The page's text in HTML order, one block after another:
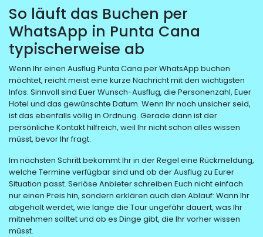
So läuft das Buchen per
WhatsApp in Punta Cana
typischerweise ab
Wenn Ihr einen Ausflug Punta Cana per WhatsApp buchen
möchtet, reicht meist eine kurze Nachricht mit den wichtigsten
Infos. Sinnvoll sind Euer Wunsch-Ausflug, die Personenzahl, Euer
Hotel und das gewünschte Datum. Wenn Ihr noch unsicher seid,
ist das ebenfalls völlig in Ordnung. Gerade dann ist der
persönliche Kontakt hilfreich, weil Ihr nicht schon alles wissen
müsst, bevor Ihr fragt.
Im nächsten Schritt bekommt Ihr in der Regel eine Rückmeldung,
welche Termine verfügbar sind und ob der Ausflug zu Eurer
Situation passt. Seriöse Anbieter schreiben Euch nicht einfach
nur einen Preis hin, sondern erklären auch den Ablauf: Wann Ihr
abgeholt werdet, wie lange die Tour ungefähr dauert, was Ihr
mitnehmen solltet und ob es Dinge gibt, die Ihr vorher wissen
müsst.